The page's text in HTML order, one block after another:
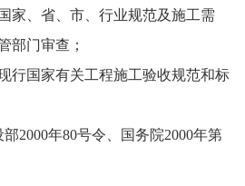
家、省、市、行业规范及施工需
部门审查；
行国家有关工程施工验收规范和标
部2000年80号令、国务院2000年第